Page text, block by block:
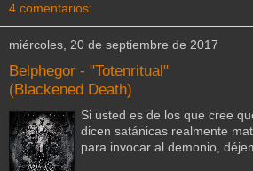
4 comentarios:
miércoles, 20 de septiembre de 2017
Belphegor - "Totenritual"
(Blackened Death)
Si usted es de los que cree
dicen satánicas realmente
para invocar al demonio,